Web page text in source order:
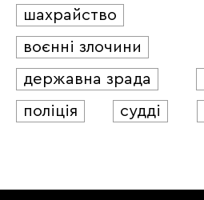
шахрайство
воєнні злочини
державна зрада
поліція
судді